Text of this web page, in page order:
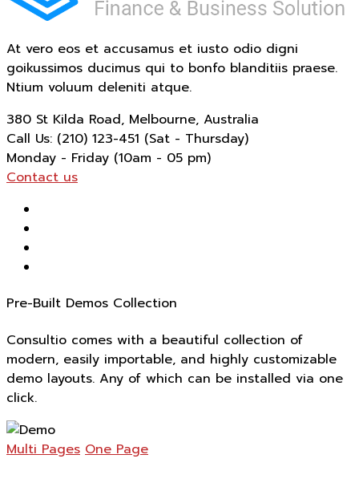
At vero eos et accusamus et iusto odio digni
goikussimos ducimus qui to bonfo blanditiis praese.
Ntium voluum deleniti atque.
380 St Kilda Road, Melbourne, Australia
Call Us: (210) 123-451 (Sat - Thursday)
Monday - Friday (10am - 05 pm)
Contact us
Pre-Built Demos Collection
Consultio comes with a beautiful collection of
modern, easily importable, and highly customizable
demo layouts. Any of which can be installed via one
click.
Multi Pages One Page